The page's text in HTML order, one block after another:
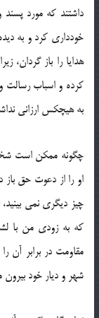
داشتند كه مورد
خودداری كرد و به
هدایا را باز گردان،
كرده و اسباب
به هیچكس ارزانی
چگونه ممكن است
او را از دعوت حق
چیز دیگری نمی بینید،
كه به زودی من با
مقاومت در برابر آن
شهر و دیار خود بیرون